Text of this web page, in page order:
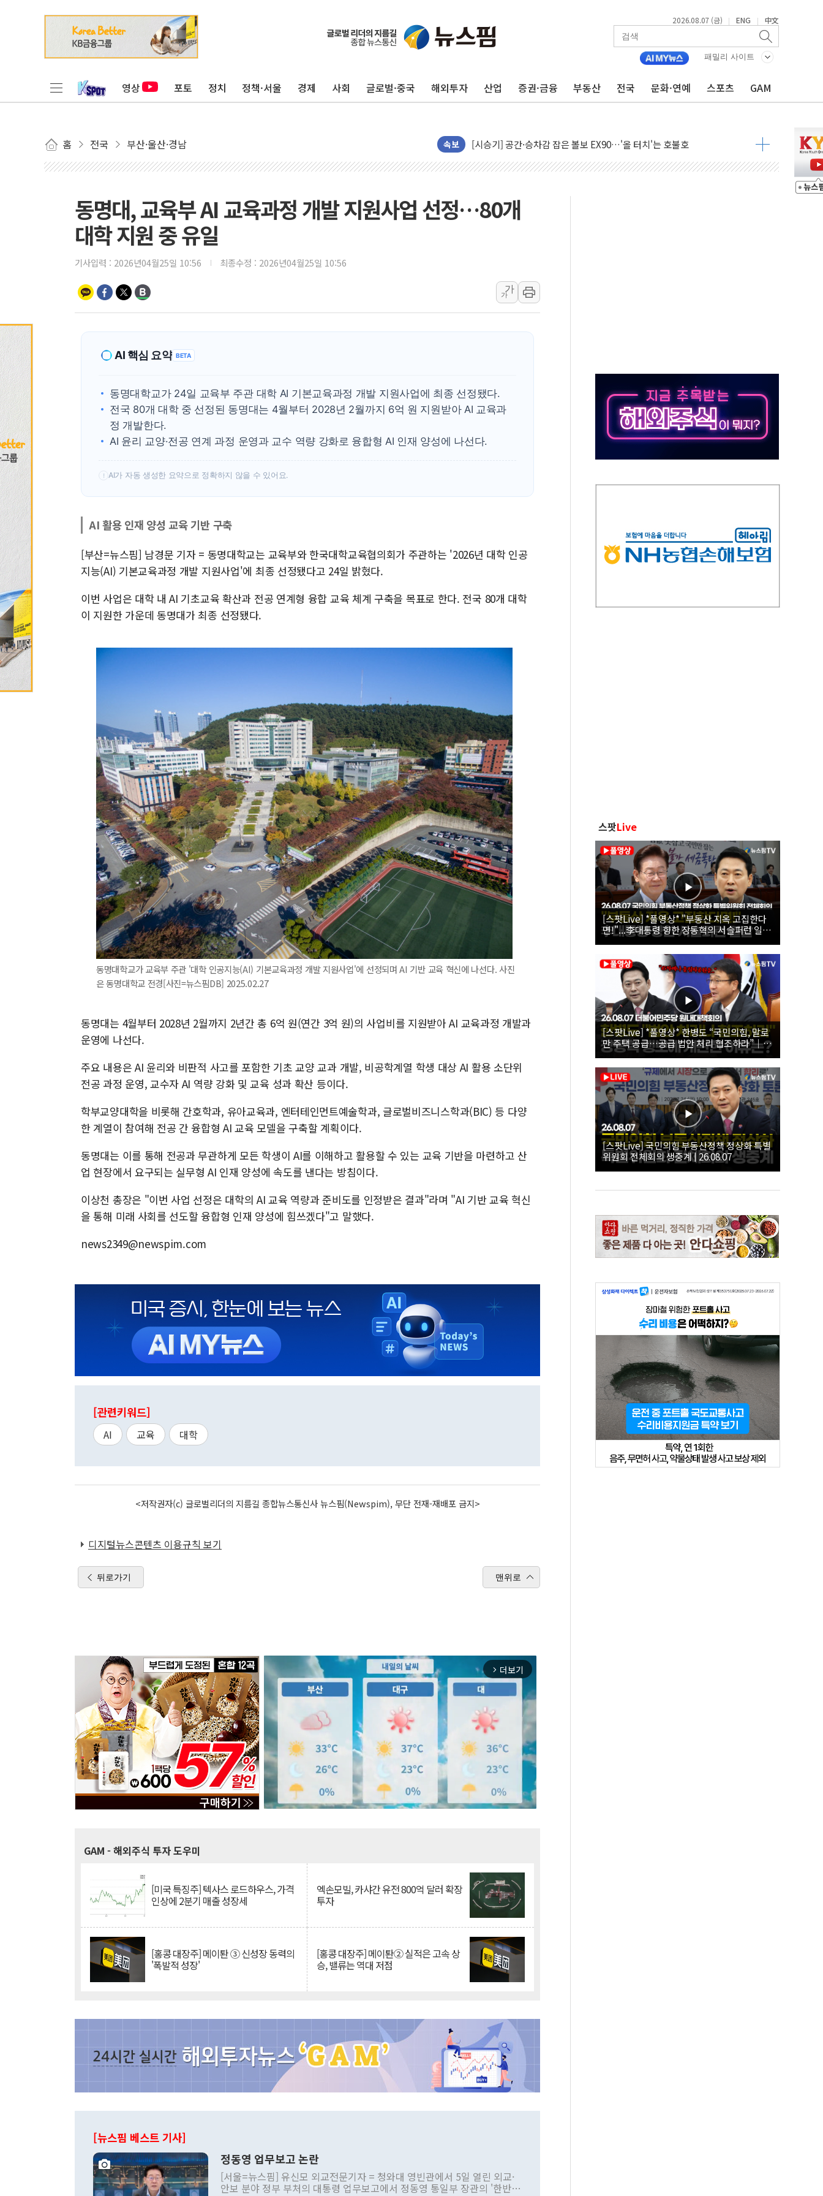
2026.08.07 (금) | ENG | 中文
패밀리 사이트
영상 포토 정치 정책·서울 경제 사회 글로벌·중국 해외투자 산업 증권·금융 부동산 전국 문화·연예 스포츠 GAM
홈 전국 부산·울산·경남 속보
인도, 바이오가스 생산에 3.5조원 투입키로...'에너지 자립' 일환
서울시, 정비사업으로 주택 36% 늘었다...공급부족 전 시장 규제 탓 커
"일부 존치" vs "전면 개발"…서리풀2구역 갈등, 협의 테이블에
[AI 카드뉴스] 기후변화가 바꾼 대한민국 여름
캠코, 5918억원 규모 압류재산 1506건 공매
[시승기] 공간·승차감 잡은 볼보 EX90…'올 터치'는 호불호
한미 법카 제보자 "신동국과 무관…자료는 전·현직 직원으로부터 확보"
라인게임즈, '콰이어트' 테스트 참가자 3만 명 돌파
에어로케이항공, 청주-중국 청두 노선 운항허가 취득...중국 노선 다변화
네이버, AI 브리핑 도입 후 블로그 창작자 지원 규모 2배 확대
SKT, '8월 월간 럭키 페스타' 실시...휴대폰 결제 최대 6000원 할인
KTis, 02-114로 카카오 T 택시 호출 서비스
동명대, 교육부 AI 교육과정 개발 지원사업 선정…80개
대학 지원 중 유일
기사입력 : 2026년04월25일 10:56 최종수정 : 2026년04월25일 10:56
가
가
AI 핵심 요약 BETA
동명대학교가 24일 교육부 주관 대학 AI 기본교육과정 개발 지원사업에 최종 선정됐다.
전국 80개 대학 중 선정된 동명대는 4월부터 2028년 2월까지 6억 원 지원받아 AI 교육과
정 개발한다.
AI 윤리 교양·전공 연계 과정 운영과 교수 역량 강화로 융합형 AI 인재 양성에 나선다.
! AI가 자동 생성한 요약으로 정확하지 않을 수 있어요.
AI 활용 인재 양성 교육 기반 구축
[부산=뉴스핌] 남경문 기자 = 동명대학교는 교육부와 한국대학교육협의회가 주관하는 '2026년 대학 인공
지능(AI) 기본교육과정 개발 지원사업'에 최종 선정됐다고 24일 밝혔다.
이번 사업은 대학 내 AI 기초교육 확산과 전공 연계형 융합 교육 체계 구축을 목표로 한다. 전국 80개 대학
이 지원한 가운데 동명대가 최종 선정됐다.
동명대학교가 교육부 주관 '대학 인공지능(AI) 기본교육과정 개발 지원사업'에 선정되며 AI 기반 교육 혁신에 나선다. 사진
은 동명대학교 전경[사진=뉴스핌DB] 2025.02.27
동명대는 4월부터 2028년 2월까지 2년간 총 6억 원(연간 3억 원)의 사업비를 지원받아 AI 교육과정 개발과
운영에 나선다.
주요 내용은 AI 윤리와 비판적 사고를 포함한 기초 교양 교과 개발, 비공학계열 학생 대상 AI 활용 소단위
전공 과정 운영, 교수자 AI 역량 강화 및 교육 성과 확산 등이다.
학부교양대학을 비롯해 간호학과, 유아교육과, 엔터테인먼트예술학과, 글로벌비즈니스학과(BIC) 등 다양
한 계열이 참여해 전공 간 융합형 AI 교육 모델을 구축할 계획이다.
동명대는 이를 통해 전공과 무관하게 모든 학생이 AI를 이해하고 활용할 수 있는 교육 기반을 마련하고 산
업 현장에서 요구되는 실무형 AI 인재 양성에 속도를 낸다는 방침이다.
이상천 총장은 "이번 사업 선정은 대학의 AI 교육 역량과 준비도를 인정받은 결과"라며 "AI 기반 교육 혁신
을 통해 미래 사회를 선도할 융합형 인재 양성에 힘쓰겠다"고 말했다.
news2349@newspim.com
[관련키워드]
AI 교육 대학
<저작권자(c) 글로벌리더의 지름길 종합뉴스통신사 뉴스핌(Newspim), 무단 전재-재배포 금지>
디지털뉴스콘텐츠 이용규칙 보기
뒤로가기 맨위로
arrow_forward_ios 더보기
GAM - 해외주식 투자 도우미
[미국 특징주] 텍사스 로드하우스, 가격
인상에 2분기 매출 성장세
엑손모빌, 카샤간 유전 800억 달러 확장
투자
[홍콩 대장주] 메이퇀 ③ 신성장 동력의
'폭발적 성장'
[홍콩 대장주] 메이퇀② 실적은 고속 상
승, 밸류는 역대 저점
[뉴스핌 베스트 기사]
정동영 업무보고 논란
[서울=뉴스핌] 유신모 외교전문기자 = 청와대 영빈관에서 5일 열린 외교·
안보 분야 정부 부처의 대통령 업무보고에서 정동영 통일부 장관의 '한반도
스팟Live
[스팟Live] *풀영상* "부동산 지옥 고집한다
면!"...李대통령 향한 장동혁의 서슬퍼런 일갈
| 26.08.07 국민의힘 부동산정책 정상화 특별
위원회 전체회의
[스팟Live] *풀영상* 한병도 “국민의힘, 말로
만 주택 공급…공급 법안 처리 협조하라”｜
26.08.07 더불어민주당 원내대책회의
[스팟Live] 국민의힘 부동산정책 정상화 특별
위원회 전체회의 생중계 | 26.08.07